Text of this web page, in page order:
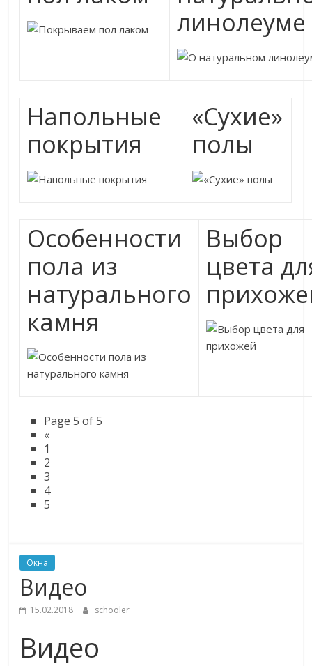
линолеуме
Напольные
покрытия
«Сухие»
полы
Особенности
пола из
натурального
камня
Выбор
цвета
Page 5 of 5
«
1
2
3
4
5
Окна
Видео
15.02.2018 schooler
Видео